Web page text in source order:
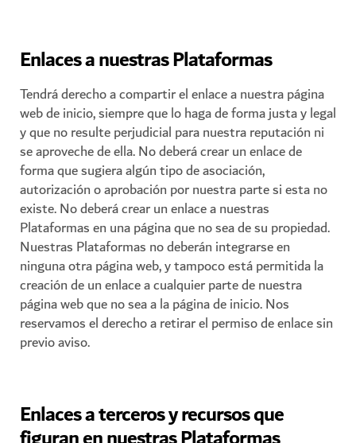
Enlaces a nuestras Plataformas
Tendrá derecho a compartir el enlace a nuestra página
web de inicio, siempre que lo haga de forma justa y legal
y que no resulte perjudicial para nuestra reputación ni
se aproveche de ella. No deberá crear un enlace de
forma que sugiera algún tipo de asociación,
autorización o aprobación por nuestra parte si esta no
existe. No deberá crear un enlace a nuestras
Plataformas en una página que no sea de su propiedad.
Nuestras Plataformas no deberán integrarse en
ninguna otra página web, y tampoco está permitida la
creación de un enlace a cualquier parte de nuestra
página web que no sea a la página de inicio. Nos
reservamos el derecho a retirar el permiso de enlace sin
previo aviso.
Enlaces a terceros y recursos que